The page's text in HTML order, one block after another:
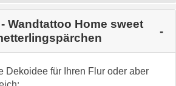
Wandtattoo Home sweet
Dekoidee für Ihren Flur oder aber